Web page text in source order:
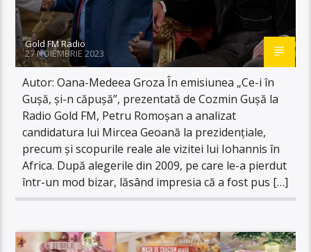
Gold FM Radio
27 NOIEMBRIE 2023
Autor: Oana-Medeea Groza În emisiunea „Ce-i în
Gușă, și-n căpușă”, prezentată de Cozmin Gușă la
Radio Gold FM, Petru Romoșan a analizat
candidatura lui Mircea Geoană la prezidențiale,
precum și scopurile reale ale vizitei lui Iohannis în
Africa. După alegerile din 2009, pe care le-a pierdut
într-un mod bizar, lăsând impresia că a fost pus […]